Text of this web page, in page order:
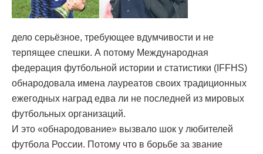
дело серьёзное, требующее вдумчивости и не
терпящее спешки. А потому Международная
федерация футбольной истории и статистики (IFFHS)
обнародовала имена лауреатов своих традиционных
ежегодных наград едва ли не последней из мировых
футбольных организаций.
И это «обнародование» вызвало шок у любителей
футбола России. Потому что в борьбе за звание